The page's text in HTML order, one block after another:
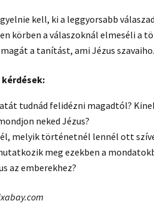
kell, ki a leggyorsabb
körben a válaszoknál elmeséli a
a tanítást, ami Jézus
tudnád felidézni magadtól?
neked Jézus?
melyik történetnél lennél ott
meg ezekben a
az emberekhez?